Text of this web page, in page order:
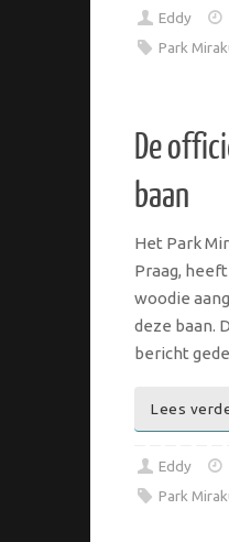
Eddy
Park
De
baan
Het Park
Praag,
woodie
deze baan.
bericht
Lees
Eddy
Park